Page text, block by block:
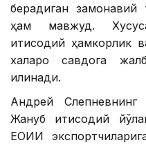
берадиган замонавий
ҳам мавжуд.
иқтисодий ҳамкорлик
халқаро савдога
қилинади.
Андрей
Жануб иқтисодий
ЕОИИ